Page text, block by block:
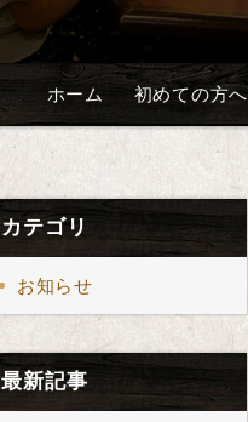
ホーム 初めての方へ
カテゴリ
お知らせ
最新記事